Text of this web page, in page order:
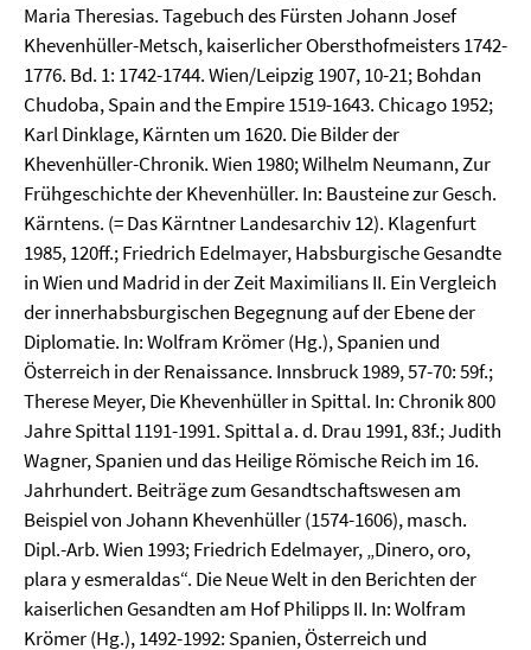
Maria Theresias. Tagebuch des Fürsten Johann Josef
Khevenhüller-Metsch, kaiserlicher Obersthofmeisters 1742-
1776. Bd. 1: 1742-1744. Wien/Leipzig 1907, 10-21; Bohdan
Chudoba, Spain and the Empire 1519-1643. Chicago 1952;
Karl Dinklage, Kärnten um 1620. Die Bilder der
Khevenhüller-Chronik. Wien 1980; Wilhelm Neumann, Zur
Frühgeschichte der Khevenhüller. In: Bausteine zur Gesch.
Kärntens. (= Das Kärntner Landesarchiv 12). Klagenfurt
1985, 120ff.; Friedrich Edelmayer, Habsburgische Gesandte
in Wien und Madrid in der Zeit Maximilians II. Ein Vergleich
der innerhabsburgischen Begegnung auf der Ebene der
Diplomatie. In: Wolfram Krömer (Hg.), Spanien und
Österreich in der Renaissance. Innsbruck 1989, 57-70: 59f.;
Therese Meyer, Die Khevenhüller in Spittal. In: Chronik 800
Jahre Spittal 1191-1991. Spittal a. d. Drau 1991, 83f.; Judith
Wagner, Spanien und das Heilige Römische Reich im 16.
Jahrhundert. Beiträge zum Gesandtschaftswesen am
Beispiel von Johann Khevenhüller (1574-1606), masch.
Dipl.-Arb. Wien 1993; Friedrich Edelmayer, „Dinero, oro,
plara y esmeraldas“. Die Neue Welt in den Berichten der
kaiserlichen Gesandten am Hof Philipps II. In: Wolfram
Krömer (Hg.), 1492-1992: Spanien, Österreich und